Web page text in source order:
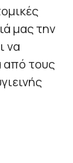
μας την
να
τους